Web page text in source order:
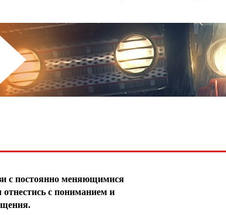
с постоянно меняющимися
с пониманием и